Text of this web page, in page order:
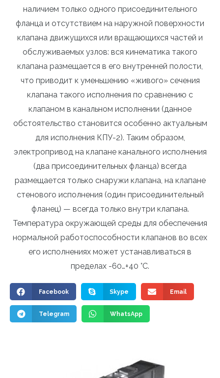
наличием только одного присоединительного
фланца и отсутствием на наружной поверхности
клапана движущихся или вращающихся частей и
обслуживаемых узлов: вся кинематика такого
клапана размещается в его внутренней полости,
что приводит к уменьшению «живого» сечения
клапана такого исполнения по сравнению с
клапаном в канальном исполнении (данное
обстоятельство становится особенно актуальным
для исполнения КПУ-2). Таким образом,
электропривод на клапане канального исполнения
(два присоединительных фланца) всегда
размещается только снаружи клапана, на клапане
стенового исполнения (один присоединительный
фланец) — всегда только внутри клапана.
Температура окружающей среды для обеспечения
нормальной работоспособности клапанов во всех
его исполнениях может устанавливаться в
пределах -60…+40 °С.
Facebook Skype Email
Telegram WhatsApp